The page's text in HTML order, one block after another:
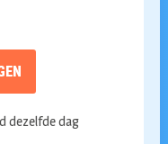
dezelfde dag